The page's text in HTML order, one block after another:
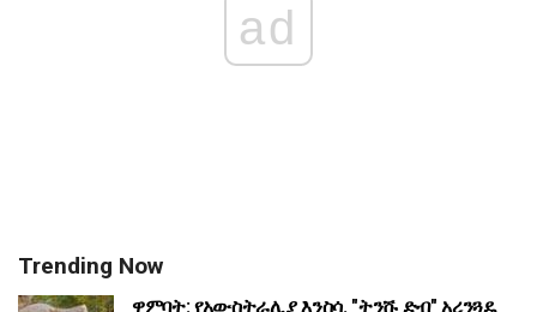
ad
Trending Now
ዋምባት: የአውስትራሊያ እንስሳ. "ትንሹ ድብ" አረንጓዴ